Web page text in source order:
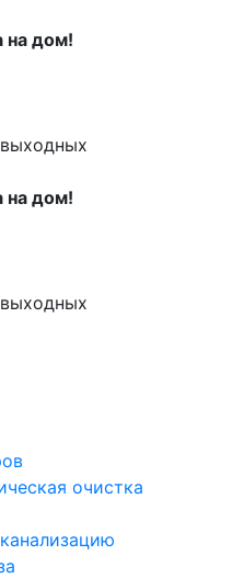
на дом!
на дом!
очистка